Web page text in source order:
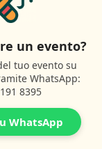
un evento?
tuo evento su
WhatsApp:
8395
WhatsApp